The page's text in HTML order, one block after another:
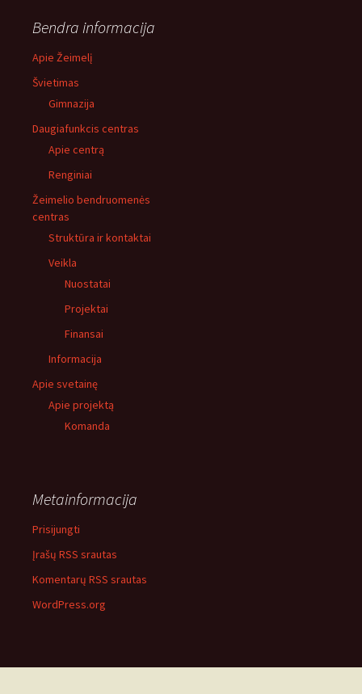
Bendra informacija
Apie Žeimelį
Švietimas
Gimnazija
Daugiafunkcis centras
Apie centrą
Renginiai
Žeimelio bendruomenės
centras
Struktūra ir kontaktai
Veikla
Nuostatai
Projektai
Finansai
Informacija
Apie svetainę
Apie projektą
Komanda
Metainformacija
Prisijungti
Įrašų RSS srautas
Komentarų RSS srautas
WordPress.org